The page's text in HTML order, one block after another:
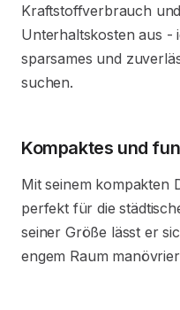
Kraftstoffverbrauch
Unterhaltskosten aus -
sparsames und
suchen.
Kompaktes und
Mit seinem kompakten
perfekt für die
seiner Größe lässt er
engem Raum